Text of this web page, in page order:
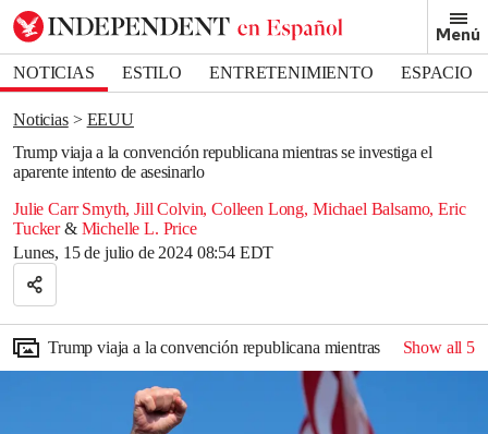
Menú
NOTICIAS ESTILO ENTRETENIMIENTO
ESPACIO
DEPORTES
Noticias
EEUU
Trump viaja a la convención republicana mientras se investiga el
aparente intento de asesinarlo
Julie Carr Smyth,Jill Colvin, Colleen Long, Michael Balsamo, Eric
Tucker & Michelle L. Price
Lunes, 15 de julio de 2024 08:54 EDT
Bookmark popover
Removed from bookmarks
Close popover
Trump viaja a la convención republicana mientras se investiga el
Show all 5